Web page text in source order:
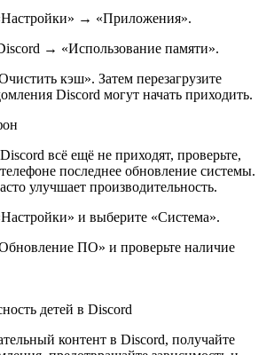
→ «Приложения».
→ «Использование памяти».
кэш». Затем перезагрузите
Discord могут начать приходить.
всё ещё не приходят, проверьте,
последнее обновление системы.
улучшает производительность.
и выберите «Система».
ПО» и проверьте наличие
детей в Discord
контент в Discord, получайте